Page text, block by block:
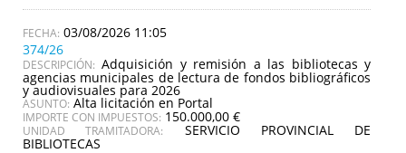
03/08/2026 11:05
374/26
DESCRIPCIÓN: Adquisición y remisión a las bibliotecas y
agencias municipales de lectura de fondos bibliográficos
y audiovisuales para 2026
ASUNTO: Alta licitación en Portal
IMPORTE CON IMPUESTOS: 150.000,00 €
UNIDAD TRAMITADORA: SERVICIO PROVINCIAL DE
BIBLIOTECAS